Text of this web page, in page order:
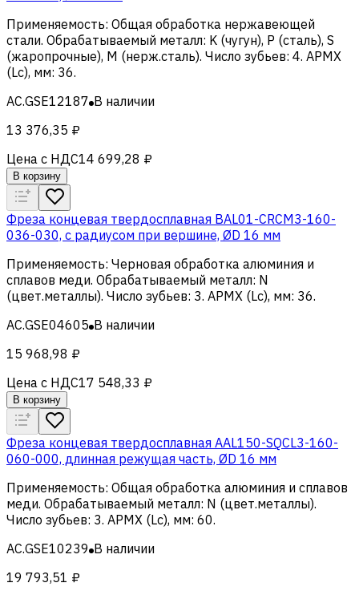
Применяемость: Общая обработка нержавеющей
стали. Обрабатываемый металл: K (чугун), Р (сталь), S
(жаропрочные), M (нерж.сталь). Число зубьев: 4. APMX
(Lc), мм: 36.
AC.GSE12187 В наличии
13 376,35 ₽
Цена с НДС14 699,28 ₽
В корзину
Фреза концевая твердосплавная BAL01-CRCM3-160-
036-030, с радиусом при вершине, ØD 16 мм
Применяемость: Черновая обработка алюминия и
сплавов меди. Обрабатываемый металл: N
(цвет.металлы). Число зубьев: 3. APMX (Lc), мм: 36.
AC.GSE04605 В наличии
15 968,98 ₽
Цена с НДС17 548,33 ₽
В корзину
Фреза концевая твердосплавная AAL150-SQCL3-160-
060-000, длинная режущая часть, ØD 16 мм
Применяемость: Общая обработка алюминия и сплавов
меди. Обрабатываемый металл: N (цвет.металлы).
Число зубьев: 3. APMX (Lc), мм: 60.
AC.GSE10239 В наличии
19 793,51 ₽